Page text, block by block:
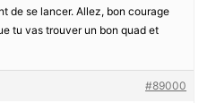
de se lancer. Allez, bon courage
tu vas trouver un bon quad et
#89000